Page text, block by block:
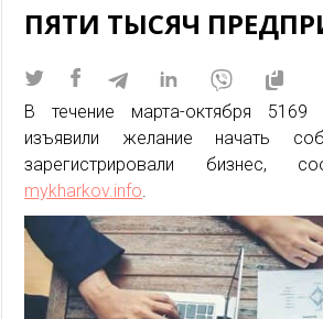
ПЯТИ ТЫСЯЧ
В течение марта-октября 5169
изъявили желание начать
зарегистрировали бизнес,
mykharkov.info.